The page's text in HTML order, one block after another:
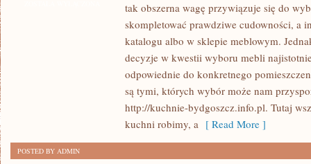
TOCZY
TAPETY,
WYGLĄD
ZNAMIONUJĄ
RÓŻNORODNE
tak obszerna wagę przywiązuje się do
skompletować prawdziwe cudowności, a
katalogu albo w sklepie meblowym.
decyzje w kwestii wyboru mebli
odpowiednie do konkretnego
są tymi, których wybór może nam
http://kuchnie-bydgoszcz.info.pl. Tutaj
kuchni robimy, a [ Read More ]
POSTED BY ADMIN